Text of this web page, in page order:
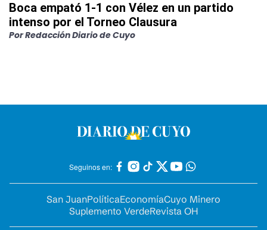
Boca empató 1-1 con Vélez en un partido
intenso por el Torneo Clausura
PorRedacción Diario de Cuyo
Seguinos en:
San JuanPolíticaEconomíaCuyo Minero
Suplemento VerdeRevista OH